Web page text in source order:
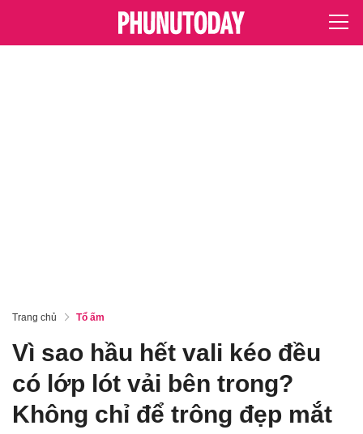
Trang chủ Tổ ấm
Vì sao hầu hết vali kéo đều
có lớp lót vải bên trong?
Không chỉ để trông đẹp mắt